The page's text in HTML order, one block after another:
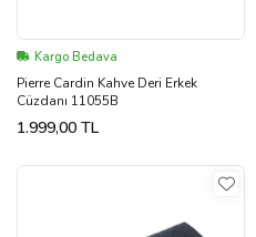
Kargo Bedava
Pierre Cardin Kahve Deri Erkek
Cüzdanı 11055B
1.999,00 TL